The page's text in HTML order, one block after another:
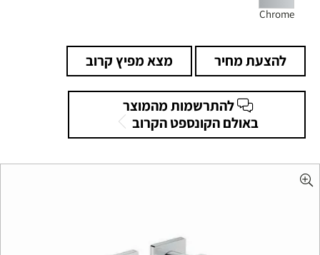
Chrome
להצעת מחיר מצא מפיץ קרוב
להתרשמות מהמוצר
באולם הקונספט הקרוב